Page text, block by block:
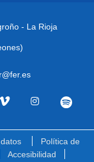
- La Rioja
Política de
Accesibilidad